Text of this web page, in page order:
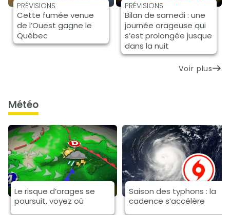
PRÉVISIONS
Cette fumée venue
de l’Ouest gagne le
Québec
PRÉVISIONS
Bilan de samedi : une
journée orageuse qui
s’est prolongée jusque
dans la nuit
Voir plus
météo
Le risque d’orages se
poursuit, voyez où
Saison des typhons : la
cadence s’accélère